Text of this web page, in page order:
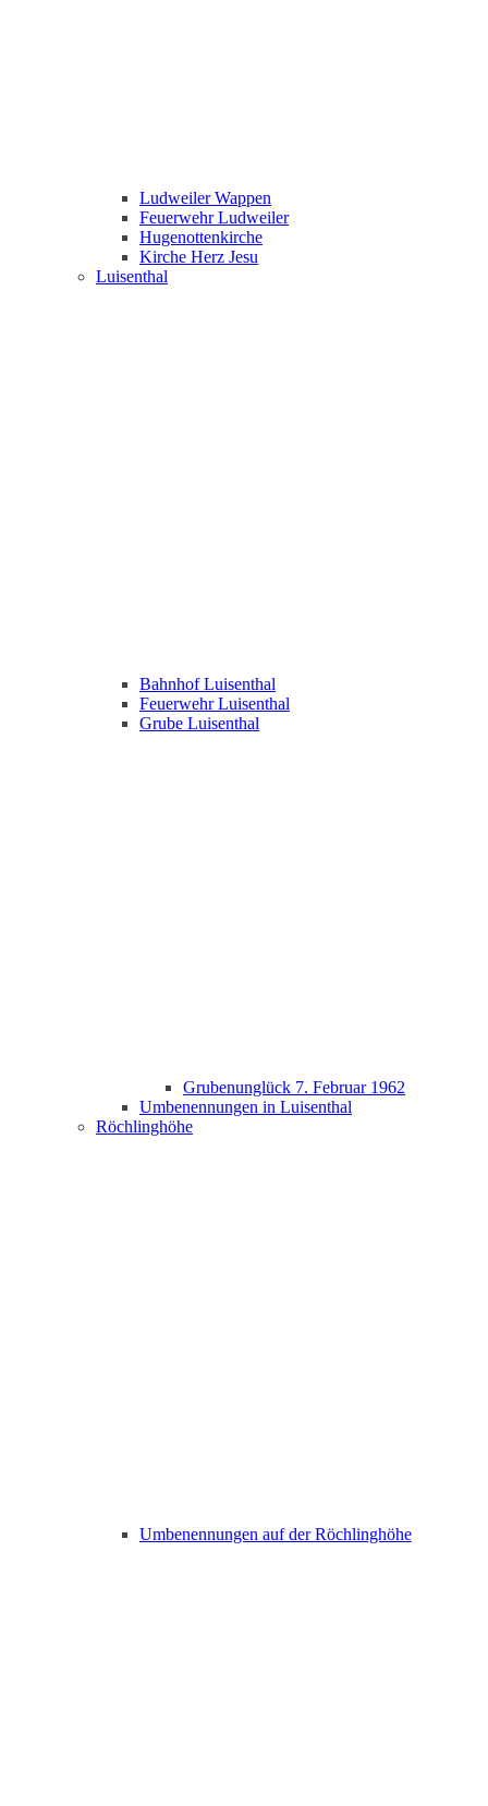
Ludweiler Wappen
Feuerwehr Ludweiler
Hugenottenkirche
Kirche Herz Jesu
Luisenthal
Bahnhof Luisenthal
Feuerwehr Luisenthal
Grube Luisenthal
Grubenunglück 7. Februar 1962
Umbenennungen in Luisenthal
Röchlinghöhe
Umbenennungen auf der Röchlinghöhe